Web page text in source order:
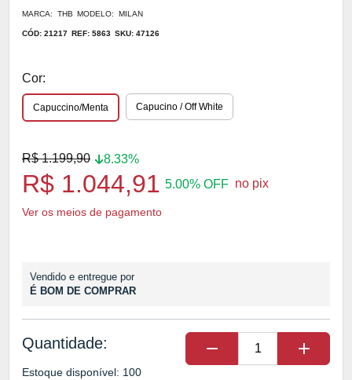
MARCA: THB MODELO: MILAN
CÓD: 21217 REF: 5863 SKU: 47126
Cor:
Capuccino/Menta Capucino / Off White
R$ 1.199,90 8.33%
R$ 1.044,91 5.00% OFF no pix
Ver os meios de pagamento
Vendido e entregue por
É BOM DE COMPRAR
Quantidade: remove add
Estoque disponível: 100